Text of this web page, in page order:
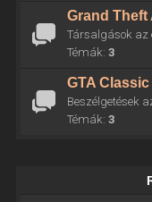
Grand Theft
Társalgások az
Témák: 3
GTA Classic
Beszélgetések
Témák: 3